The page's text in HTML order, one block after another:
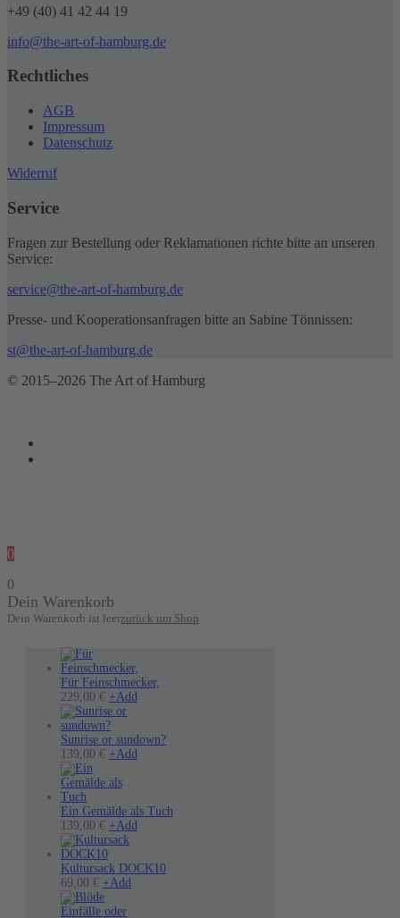
+49 (40) 41 42 44 19
info@the-art-of-hamburg.de
Rechtliches
AGB
Impressum
Datenschutz
Widerruf
Service
Fragen zur Bestellung oder Reklamationen richte bitte an unseren
Service:
service@the-art-of-hamburg.de
Presse- und Kooperationsanfragen bitte an Sabine Tönnissen:
st@the-art-of-hamburg.de
© 2015–2026 The Art of Hamburg
0
0
Dein Warenkorb
Dein Warenkorb ist leerzurück um Shop
Für Feinschmecker,
229,00 € +Add
mehrere
können
gewählt
Sunrise or sundown?
139,00 € +Add
Varianten
können
Ein Gemälde als Tuch
139,00 € +Add
Kultursack DOCK10
69,00 € +Add